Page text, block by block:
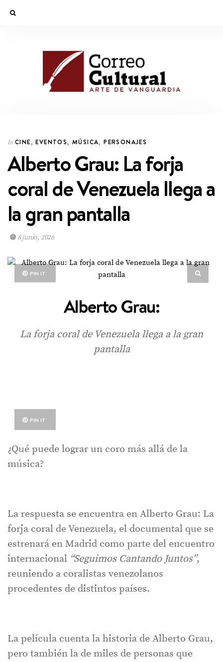
In CINE,EVENTOS,MÚSICA,PERSONAJES
Alberto Grau: La forja
coral de Venezuela llega a
la gran pantalla
8 junio, 2026
PIN IT
Alberto Grau:
La forja coral de Venezuela llega a la gran
pantalla
PIN IT
¿Qué puede lograr un coro más allá de la
música?
La respuesta se encuentra en Alberto Grau: La
forja coral de Venezuela, el documental que se
estrenará en Madrid como parte del encuentro
internacional “Seguimos Cantando Juntos”,
reuniendo a coralistas venezolanos
procedentes de distintos países.
La película cuenta la historia de Alberto Grau,
pero también la de miles de personas que